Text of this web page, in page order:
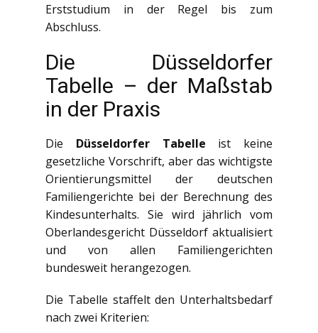
Erststudium in der Regel bis zum
Abschluss.
Die Düsseldorfer
Tabelle – der Maßstab
in der Praxis
Die Düsseldorfer Tabelle ist keine
gesetzliche Vorschrift, aber das wichtigste
Orientierungsmittel der deutschen
Familiengerichte bei der Berechnung des
Kindesunterhalts. Sie wird jährlich vom
Oberlandesgericht Düsseldorf aktualisiert
und von allen Familiengerichten
bundesweit herangezogen.
Die Tabelle staffelt den Unterhaltsbedarf
nach zwei Kriterien: